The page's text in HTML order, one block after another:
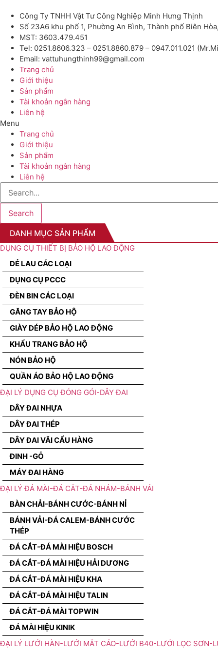
Công Ty TNHH Vật Tư Công Nghiệp Minh Hưng Thịnh
Số 23A6 khu phố 1, Phường An Bình, Thành phố Biên
MST: 3603.479.451
Tel: 0251.8606.323 – 0251.8860.879 – 0947.011.021
Email: vattuhungthinh99@gmail.com
Trang chủ
Giới thiệu
Sản phẩm
Tài khoản ngân hàng
Liên hệ
Menu
Trang chủ
Giới thiệu
Sản phẩm
Tài khoản ngân hàng
Liên hệ
Search
DANH MỤC SẢN PHẨM
DỤNG CỤ THIẾT BỊ BẢO HỘ LAO ĐỘNG
DẺ LAU CÁC LOẠI
DỤNG CỤ PCCC
ĐÈN BIN CÁC LOẠI
GĂNG TAY BẢO HỘ
GIÀY DÉP BẢO HỘ LAO ĐỘNG
KHẨU TRANG BẢO HỘ
NÓN BẢO HỘ
QUẦN ÁO BẢO HỘ LAO ĐỘNG
ĐẠI LÝ DỤNG CỤ ĐÓNG GÓI-DÂY ĐAI
DÂY ĐAI NHỰA
DÂY ĐAI THÉP
DÂY ĐAI VÃI CẨU HÀNG
ĐINH -GỖ
MÁY ĐAI HÀNG
ĐẠI LÝ ĐÁ MÀI-ĐÁ CẮT-ĐÁ NHÁM-BÁNH VẢI
BÀN CHẢI-BÁNH CƯỚC-BÁNH NỈ
BÁNH VẢI-ĐÁ CALEM-BÁNH CƯỚC
THÉP
ĐÁ CẮT-ĐÁ MÀI HIỆU BOSCH
ĐÁ CẮT-ĐÁ MÀI HIỆU HẢI DƯƠNG
ĐÁ CẮT-ĐÁ MÀI HIỆU KHA
ĐÁ CẮT-ĐÁ MÀI HIỆU TALIN
ĐÁ CẮT-ĐÁ MÀI TOPWIN
ĐÁ MÀI HIỆU KINIK
ĐẠI LÝ LƯỚI HÀN-LƯỚI MẮT CÁO-LƯỚI B40-LƯỚI LỌC SƠN-